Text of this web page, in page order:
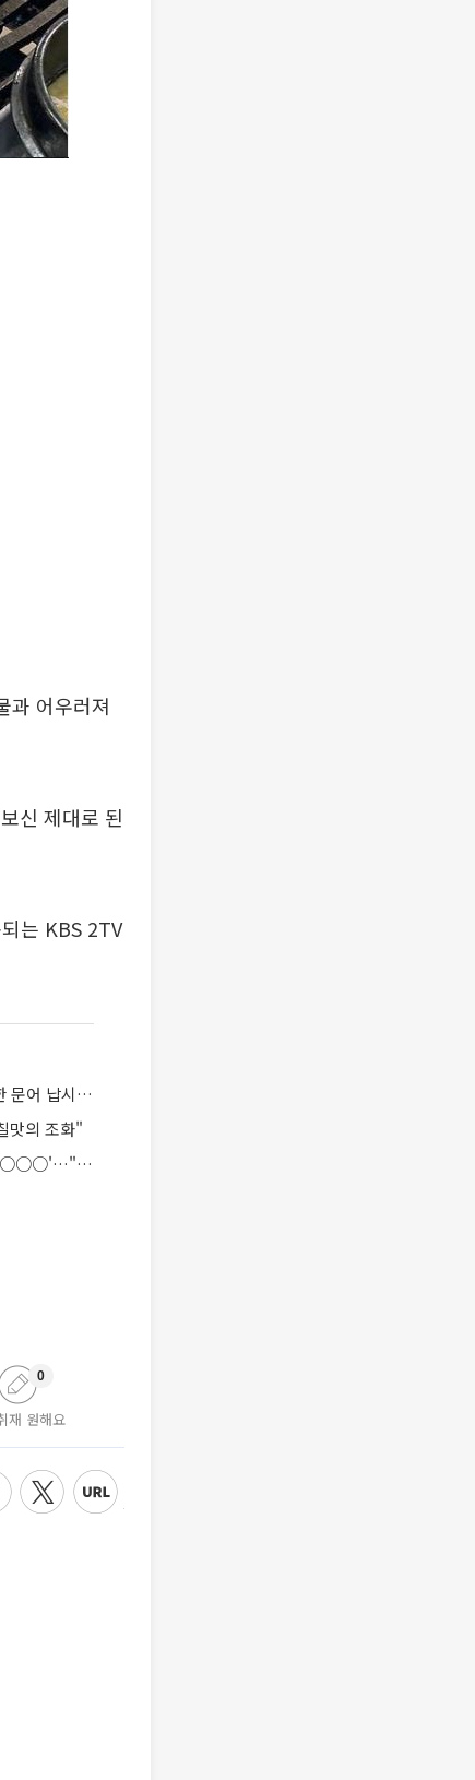
과 어우러져
신 제대로 된
는 KBS 2TV
'2TV 저녁 생생정보' 고수의 부엌, 문어조개탕 맛집 '조○○○'…"시원한 국물이 일품, 쫄깃한 문어 납시오~!"
의 조화"
'2TV 저녁 생생정보' 장사의 신, 조갈막삼(조개구이+갈비+막창+삼겹살) 맛집 '풍○○○&○○○○'…"골라먹는 재미가 있다"
재 원해요
0